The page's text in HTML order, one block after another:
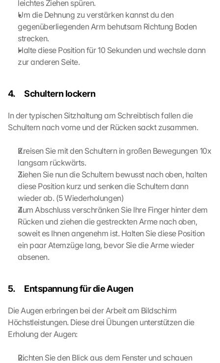
leichtes Ziehen spüren.
Um die Dehnung zu verstärken kannst du den
gegenüberliegenden Arm behutsam Richtung Boden
strecken.
Halte diese Position für 10 Sekunden und wechsle dann
zur anderen Seite.
4.     Schultern lockern
In der typischen Sitzhaltung am Schreibtisch fallen die
Schultern nach vorne und der Rücken sackt zusammen.
Kreisen Sie mit den Schultern in großen Bewegungen 10x
langsam rückwärts.
Ziehen Sie nun die Schultern bewusst nach oben, halten
diese Position kurz und senken die Schultern dann
wieder ab. (5 Wiederholungen)
Zum Abschluss verschränken Sie Ihre Finger hinter dem
Rücken und ziehen die gestreckten Arme nach oben,
soweit es Ihnen angenehm ist. Halten Sie diese Position
ein paar Atemzüge lang, bevor Sie die Arme wieder
absenen.
5.     Entspannung für die Augen
Die Augen erbringen bei der Arbeit am Bildschirm
Höchstleistungen. Diese drei Übungen unterstützen die
Erholung der Augen:
Richten Sie den Blick aus dem Fenster und schauen
o
t
h
e
l
o
n
o
f
h
e
G
g
l
e
M
a
p
D
a
a
w
i